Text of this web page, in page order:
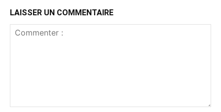
LAISSER UN COMMENTAIRE